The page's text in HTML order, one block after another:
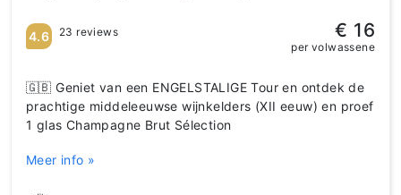
🇬🇧 Geniet van een ENGELSTALIGE Tour en ontdek de
prachtige middeleeuwse wijnkelders (XII eeuw) en proef
1 glas Champagne Brut Sélection
Meer info »
4.6 23 reviews € 16
per volwassene